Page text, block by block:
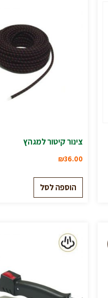
צינור קיטור למגהץ
₪36.00
הוספה לסל